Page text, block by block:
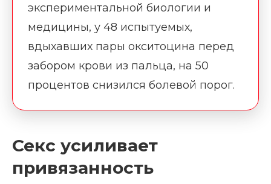
экспериментальной биологии и
медицины, у 48 испытуемых,
вдыхавших пары окситоцина перед
забором крови из пальца, на 50
процентов снизился болевой порог.
Секс усиливает
привязанность